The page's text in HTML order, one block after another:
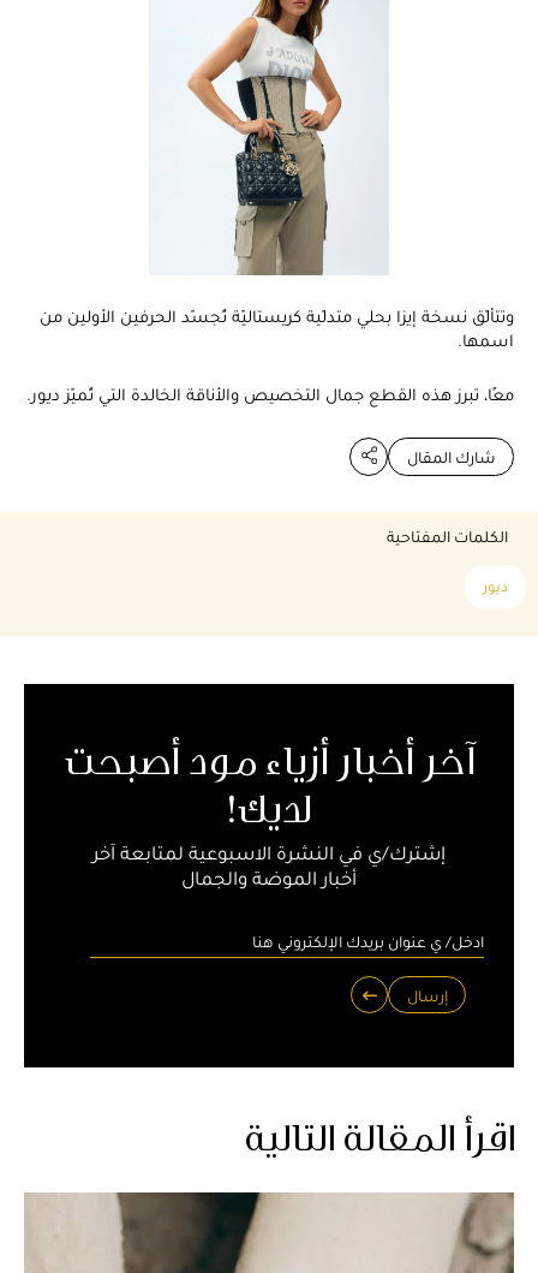
وتتألّق نسخة إيزا بحلي متدلّية كريستاليّة تُجسّد الحرفين الأولين من
اسمها.
معًا، تبرز هذه القطع جمال التخصيص والأناقة الخالدة التي تُميّز ديور.
شارك المقال
الكلمات المفتاحية
ديور
آخر أخبار أزياء مود أصبحت
لديك!
إشترك/ي في النشرة الاسبوعية لمتابعة آخر
أخبار الموضة والجمال
إرسال
اقرأ المقالة التالية